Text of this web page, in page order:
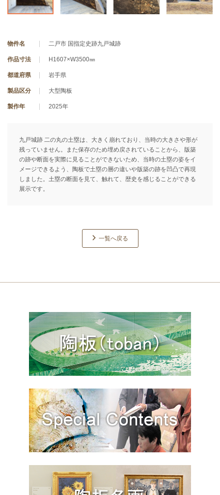
物件名 二戸市 国指定史跡九戸城跡
作品寸法 H1607×W3500㎜
都道府県 岩手県
製品区分 大型陶板
製作年 2025年
九戸城跡 二の丸の土塁は、大きく崩れており、当時の大きさや形が
残っていません。また保存のため埋め戻されていることから、版築
の跡や断面を実際に見ることができないため、当時の土塁の姿をイ
メージできるよう、陶板で土塁の層の違いや版築の跡を凹凸で再現
しました。土塁の断面を見て、触れて、歴史を感じることができる
展示です。
一覧へ戻る